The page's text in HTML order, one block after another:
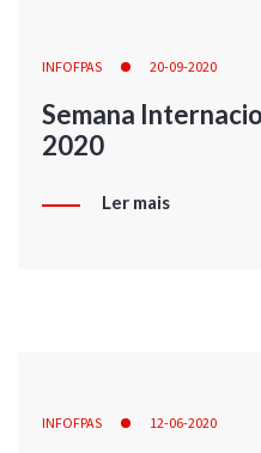
INFOFPAS 20-09-2020
Semana
2020
Ler mais
INFOFPAS 12-06-2020